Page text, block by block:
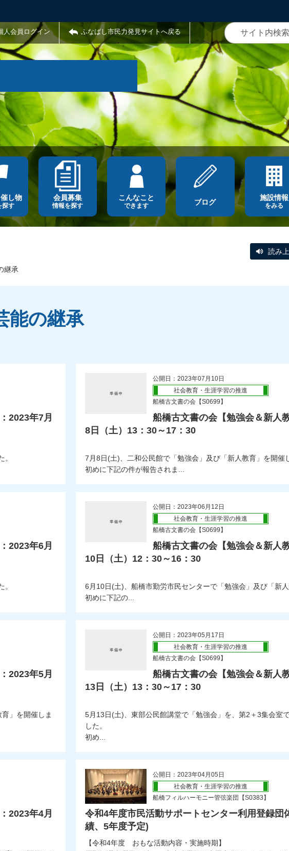
人会員ログイン ふなばし市民力発見サイトへ戻る
し物
探す
会員募集
情報を探す
こんなこと
できます ブログ
施設情報
をみる
読み
継承
能の継承
2023年7月
公開日：2023年07月10日
社会教育・生涯学習の推進
船橋古文書の会【S0699】
船橋古文書の会【勉強会＆新人
8日（土）13：30～17：30
7月8日(土)、二和公民館で「勉強会」及び「新人教育」を開催
初めに下記の件が報告されま...
2023年6月
公開日：2023年06月12日
社会教育・生涯学習の推進
船橋古文書の会【S0699】
船橋古文書の会【勉強会＆新人
10日（土）12：30～16：30
6月10日(土)、船橋市勤労市民センターで「勉強会」及び「新人
初めに下記の...
2023年5月
」を開催しま
公開日：2023年05月17日
社会教育・生涯学習の推進
船橋古文書の会【S0699】
船橋古文書の会【勉強会＆新人
13日（土）13：30～17：30
5月13日(土)、東部公民館講堂で「勉強会」を、第2＋3集会室
した。
初め...
2023年4月
公開日：2023年04月05日
社会教育・生涯学習の推進
船橋フィルハーモニー管弦楽団【S0383】
令和4年度市民活動サポートセンター利用登録団
績、5年度予定)
【令和4年度 おもな活動内容・実施時期】